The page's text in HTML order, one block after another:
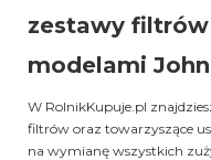
zestawy filtrów
modelami
W RolnikKupuje.pl
filtrów oraz towarzyszące
na wymianę wszystkich